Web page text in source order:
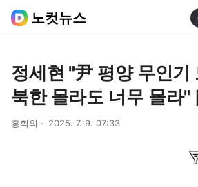
노컷뉴스
정세현 "尹 평양 무인기
북한 몰라도 너무 몰라
홍혁의 2025. 7. 9. 07:33